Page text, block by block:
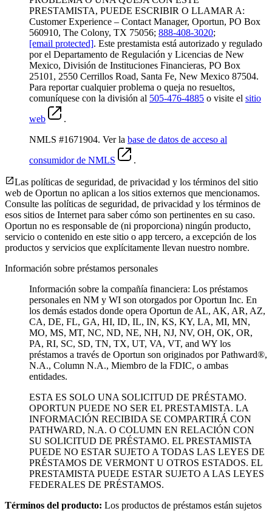
PRESTAMISTA, PUEDE ESCRIBIR O LLAMAR A:
Customer Experience – Contact Manager, Oportun, PO Box
560910, The Colony, TX 75056; 888-408-3020;
[email protected]. Este prestamista está autorizado y regulado
por el Departamento de Regulación y Licencias de New
Mexico, División de Instituciones Financieras, PO Box
25101, 2550 Cerrillos Road, Santa Fe, New Mexico 87504.
Para reportar cualquier problema o queja no resueltos,
comuníquese con la división al 505-476-4885 o visite el sitio
web
.
NMLS #1671904. Ver la base de datos de acceso al
consumidor de NMLS
.
Las políticas de seguridad, de privacidad y los términos del sitio
web de Oportun no aplican a los sitios externos que mencionamos.
Consulte las políticas de seguridad, de privacidad y los términos de
esos sitios de Internet para saber cómo son pertinentes en su caso.
Oportun no es responsable de (ni proporciona) ningún producto,
servicio o contenido en este sitio o app tercero, a excepción de los
productos y servicios que explícitamente llevan nuestro nombre.
Información sobre préstamos personales
Información sobre la compañía financiera: Los préstamos
personales en NM y WI son otorgados por Oportun Inc. En
los demás estados donde opera Oportun de AL, AK, AR, AZ,
CA, DE, FL, GA, HI, ID, IL, IN, KS, KY, LA, MI, MN,
MO, MS, MT, NC, ND, NE, NH, NJ, NV, OH, OK, OR,
PA, RI, SC, SD, TN, TX, UT, VA, VT, and WY los
préstamos a través de Oportun son originados por Pathward®,
N.A., Column N.A., Miembro de la FDIC, o ambas
entidades.
ESTA ES SOLO UNA SOLICITUD DE PRÉSTAMO.
OPORTUN PUEDE NO SER EL PRESTAMISTA. LA
INFORMACIÓN RECIBIDA SE COMPARTIRÁ CON
PATHWARD, N.A. O COLUMN EN RELACIÓN CON
SU SOLICITUD DE PRÉSTAMO. EL PRESTAMISTA
PUEDE NO ESTAR SUJETO A TODAS LAS LEYES DE
PRÉSTAMOS DE VERMONT U OTROS ESTADOS. EL
PRESTAMISTA PUEDE ESTAR SUJETO A LAS LEYES
FEDERALES DE PRÉSTAMOS.
Términos del producto: Los productos de préstamos están sujetos